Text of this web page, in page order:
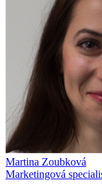
Martina Zoubková
Marketingová